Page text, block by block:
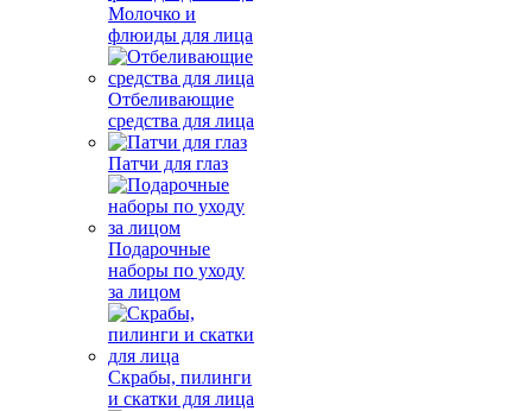
Молочко и
флюиды для лица
Отбеливающие
средства для лица
Патчи для глаз
Подарочные
наборы по уходу
за лицом
Скрабы, пилинги
и скатки для лица